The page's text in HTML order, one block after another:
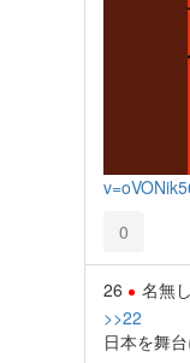
0
26 名無し
>>22
日本を舞